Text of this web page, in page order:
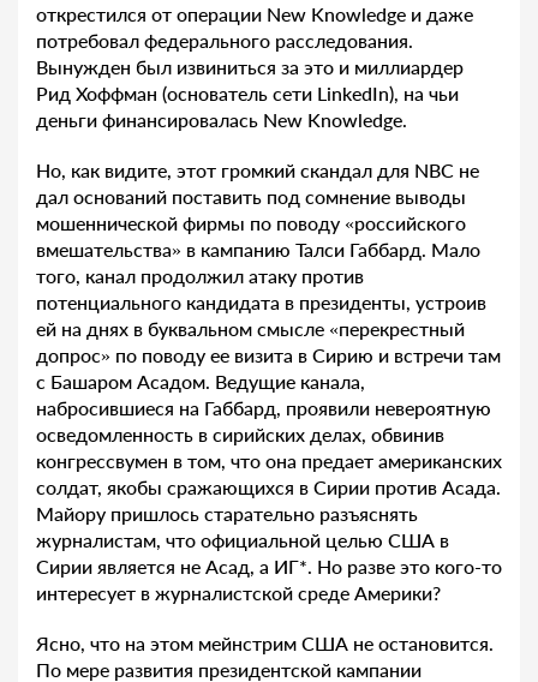
открестился от операции New Knowledge и даже
потребовал федерального расследования.
Вынужден был извиниться за это и миллиардер
Рид Хоффман (основатель сети LinkedIn), на чьи
деньги финансировалась New Knowledge.
Но, как видите, этот громкий скандал для NBC не
дал оснований поставить под сомнение выводы
мошеннической фирмы по поводу «российского
вмешательства» в кампанию Талси Габбард. Мало
того, канал продолжил атаку против
потенциального кандидата в президенты, устроив
ей на днях в буквальном смысле «перекрестный
допрос» по поводу ее визита в Сирию и встречи там
с Башаром Асадом. Ведущие канала,
набросившиеся на Габбард, проявили невероятную
осведомленность в сирийских делах, обвинив
конгрессвумен в том, что она предает американских
солдат, якобы сражающихся в Сирии против Асада.
Майору пришлось старательно разъяснять
журналистам, что официальной целью США в
Сирии является не Асад, а ИГ*. Но разве это кого-то
интересует в журналистской среде Америки?
Ясно, что на этом мейнстрим США не остановится.
По мере развития президентской кампании